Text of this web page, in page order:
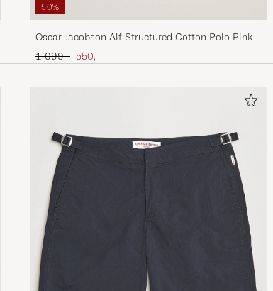
50%
Oscar Jacobson Alf Structured Cotton Polo Pink
Ordinary pris
1 099,- Nedsat pris
550,-